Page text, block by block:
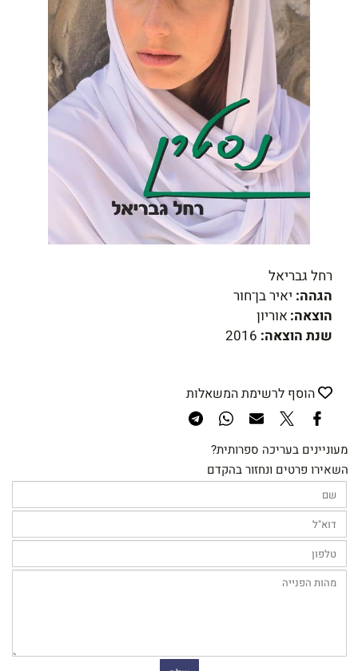
רחל גבריאל
הגהה: יאיר בן־חור
הוצאה: אוריון
שנת הוצאה:
הוסף לרשימת המשאלות
מעוניינים בעריכה ספרותית?
השאירו פרטים ונחזור בהקדם